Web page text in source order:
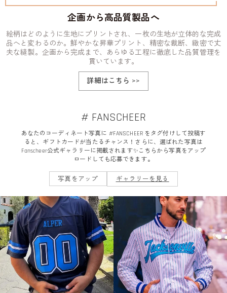
企画から高品質製品へ
絵柄はどのように生地にプリントされ、一枚の生地が立体的な完成
品へと変わるのか。鮮やかな昇華プリント、精密な裁断、緻密で丈
夫な縫製。企画から完成まで、あらゆる工程に徹底した品質管理を
貫いています。
詳細はこちら >>
# FANSCHEER
あなたのコーディネート写真に #FANSCHEER をタグ付けして投稿す
ると、ギフトカードが当たるチャンス！さらに、選ばれた写真は
Fanscheer公式ギャラリーに掲載されます✨こちらから写真をアップ
ロードしても応募できます。
写真をアップ ギャラリーを見る